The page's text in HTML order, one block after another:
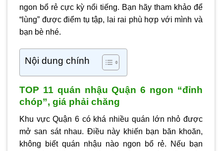
ngon bổ rẻ cực kỳ nổi tiếng. Bạn hãy tham khảo để
“lùng” được điểm tụ tập, lai rai phù hợp với mình và
bạn bè nhé.
Nội dung chính
TOP 11 quán nhậu Quận 6 ngon “đỉnh
chóp”, giá phải chăng
Khu vực Quận 6 có khá nhiều quán lớn nhỏ được
mở san sát nhau. Điều này khiến bạn băn khoăn,
không biết quán nhậu nào ngon bổ rẻ. Nếu bạn